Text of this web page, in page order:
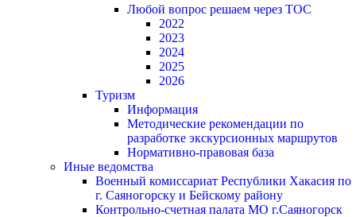
Любой вопрос решаем через ТОС
2022
2023
2024
2025
2026
Туризм
Информация
Методические рекомендации по
разработке экскурсионных маршрутов
Нормативно-правовая база
Иные ведомства
Военный комиссариат Республики Хакасия по
г. Саяногорску и Бейскому району
Контрольно-счетная палата МО г.Саяногорск